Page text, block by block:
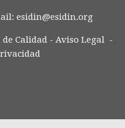
esidin@esidin.org
Calidad- Aviso Legal-